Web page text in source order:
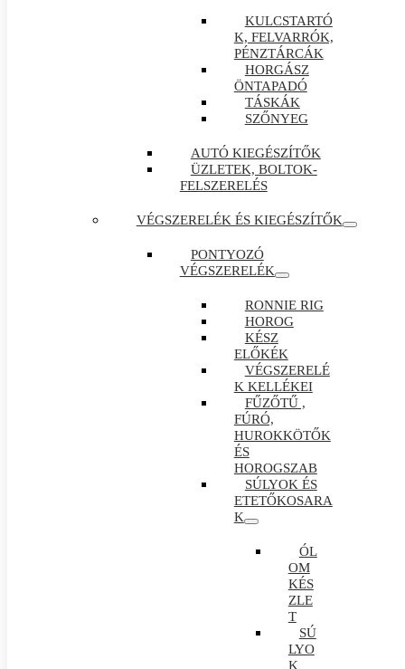
KULCSTARTÓ
K, FELVARRÓK,
PÉNZTÁRCÁK
HORGÁSZ
ÖNTAPADÓ
TÁSKÁK
SZŐNYEG
AUTÓ KIEGÉSZÍTŐK
ÜZLETEK, BOLTOK-
FELSZERELÉS
VÉGSZERELÉK ÉS KIEGÉSZÍTŐK
PONTYOZÓ
VÉGSZERELÉK
RONNIE RIG
HOROG
KÉSZ
ELŐKÉK
VÉGSZERELÉ
K KELLÉKEI
FŰZŐTŰ ,
FÚRÓ,
HUROKKÖTŐK
ÉS
HOROGSZAB
SÚLYOK ÉS
ETETŐKOSARA
K
ÓL
OM
KÉS
ZLE
T
SÚ
LYO
K